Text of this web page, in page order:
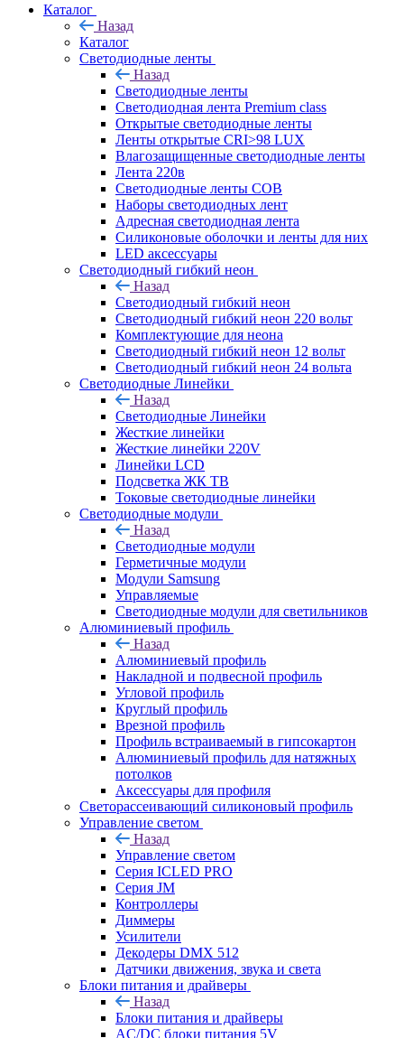
Каталог
Назад
Каталог
Светодиодные ленты
Назад
Светодиодные ленты
Светодиодная лента Premium class
Открытые светодиодные ленты
Ленты открытые CRI>98 LUX
Влагозащищенные светодиодные ленты
Лента 220в
Светодиодные ленты COB
Наборы светодиодных лент
Адресная светодиодная лента
Силиконовые оболочки и ленты для них
LED аксессуары
Светодиодный гибкий неон
Назад
Светодиодный гибкий неон
Светодиодный гибкий неон 220 вольт
Комплектующие для неона
Светодиодный гибкий неон 12 вольт
Светодиодный гибкий неон 24 вольта
Светодиодные Линейки
Назад
Светодиодные Линейки
Жесткие линейки
Жесткие линейки 220V
Линейки LCD
Подсветка ЖК ТВ
Токовые светодиодные линейки
Светодиодные модули
Назад
Светодиодные модули
Герметичные модули
Модули Samsung
Управляемые
Светодиодные модули для светильников
Алюминиевый профиль
Назад
Алюминиевый профиль
Накладной и подвесной профиль
Угловой профиль
Круглый профиль
Врезной профиль
Профиль встраиваемый в гипсокартон
Алюминиевый профиль для натяжных
потолков
Аксессуары для профиля
Светорассеивающий силиконовый профиль
Управление светом
Назад
Управление светом
Серия ICLED PRO
Серия JM
Контроллеры
Диммеры
Усилители
Декодеры DMX 512
Датчики движения, звука и света
Блоки питания и драйверы
Назад
Блоки питания и драйверы
AC/DC блоки питания 5V